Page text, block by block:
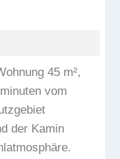
45 m²,
vom
der Kamin